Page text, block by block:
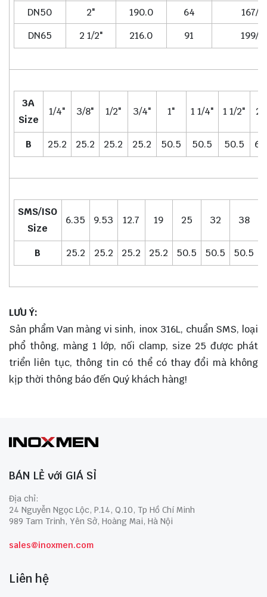
DN50 2" 190.0 64
167/
DN65
2 1/2" 216.0 91 199/
3A
Size
1/4" 3/8" 1/2" 3/4" 1" 1 1/4" 1 1/2" 2"
B 25.2 25.2 25.2 25.2 50.5 50.5 50.5 64
SMS/ISO
Size
6.35 9.53 12.7 19 25 32 38
B 25.2 25.2 25.2 25.2 50.5 50.5 50.5
LƯU Ý:
Sản phẩm Van màng vi sinh, inox 316L, chuẩn SMS, loại
phổ thông, màng 1 lớp, nối clamp, size 25 được phát
triển liên tục, thông tin có thể có thay đổi mà không
kịp thời thông báo đến Quý khách hàng!
BÁN LẺ với GIÁ SỈ
Địa chỉ:
24 Nguyễn Ngọc Lộc, P.14, Q.10, Tp Hồ Chí Minh
989 Tam Trinh, Yên Sở, Hoàng Mai, Hà Nội
sales@inoxmen.com
Liên hệ